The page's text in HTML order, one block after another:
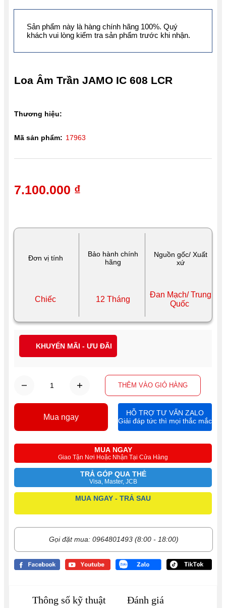
Đơn vị tính
Bảo hành chính
hãng
Nguồn gốc/ Xuất
xứ
Chiếc 12 Tháng
Đan Mạch/ Trung
Quốc
Loa Âm Trần JAMO IC 608 LCR
THÊM VÀO GIỎ HÀNG
MUA NGAY
Giao Tận Nơi Hoặc Nhận Tại Cửa Hàng
TRẢ GÓP QUA THẺ
Visa, Master, JCB
MUA NGAY - TRẢ SAU
Gọi đặt mua: 0964801493 (8:00 - 18:00)
7.100.000 ₫
Thương hiệu:
Mã sản phẩm: 17963
Mua ngay
HỖ TRỢ TƯ VẤN ZALO
Giải đáp tức thì mọi thắc mắc
KHUYẾN MÃI - ƯU ĐÃI
Sản phẩm này là hàng chính hãng 100%. Quý
khách vui lòng kiểm tra sản phẩm trước khi nhận.
Thông số kỹ thuật Đánh giá